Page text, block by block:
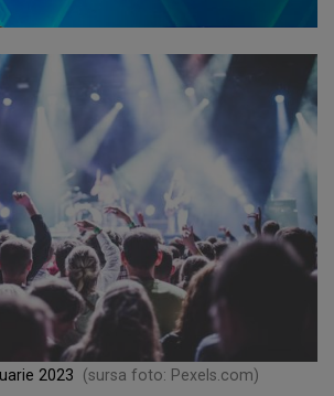
2023 (sursa foto: Pexels.com)